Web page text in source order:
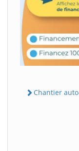
Chantier